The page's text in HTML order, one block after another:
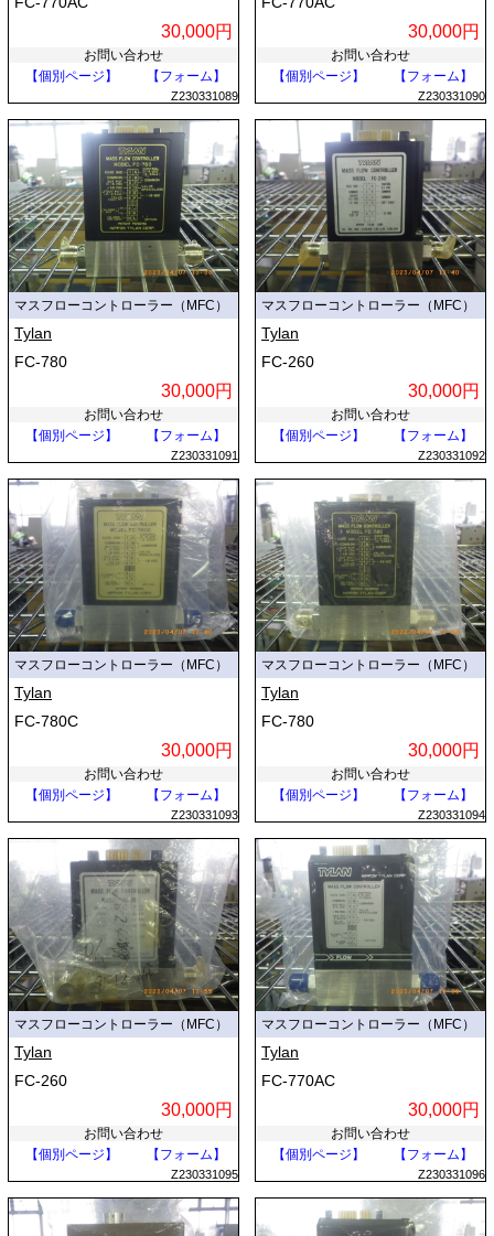
30,000円
お問い合わせ
【個別ページ】
【フォーム】
Z230331089
30,000円
お問い合わせ
【個別ページ】
【フォーム】
Z230331090
マスフローコントローラー（MFC）
Tylan
FC-780
30,000円
お問い合わせ
【個別ページ】
【フォーム】
Z230331091
マスフローコントローラー（MFC）
Tylan
FC-260
30,000円
お問い合わせ
【個別ページ】
【フォーム】
Z230331092
マスフローコントローラー（MFC）
Tylan
FC-780C
30,000円
お問い合わせ
【個別ページ】
【フォーム】
Z230331093
マスフローコントローラー（MFC）
Tylan
FC-780
30,000円
お問い合わせ
【個別ページ】
【フォーム】
Z230331094
マスフローコントローラー（MFC）
Tylan
FC-260
30,000円
お問い合わせ
【個別ページ】
【フォーム】
Z230331095
マスフローコントローラー（MFC）
Tylan
FC-770AC
30,000円
お問い合わせ
【個別ページ】
【フォーム】
Z230331096